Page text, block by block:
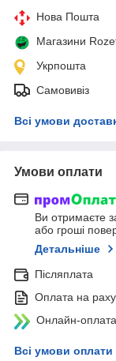
Нова Пошта
Магазини
Укрпошта
Самовивіз
Всі умови
Умови оплати
Ви отримаєте
або гроші
Детальніше
Післяплата
Оплата на
Онлайн-
Всі умови оплати